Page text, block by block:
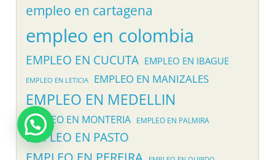
empleo en cartagena
empleo en colombia
EMPLEO EN CUCUTA EMPLEO EN IBAGUE
EMPLEO EN LETICIA EMPLEO EN MANIZALES
EMPLEO EN MEDELLIN
EMPLEO EN MONTERIA EMPLEO EN PALMIRA
EMPLEO EN PASTO